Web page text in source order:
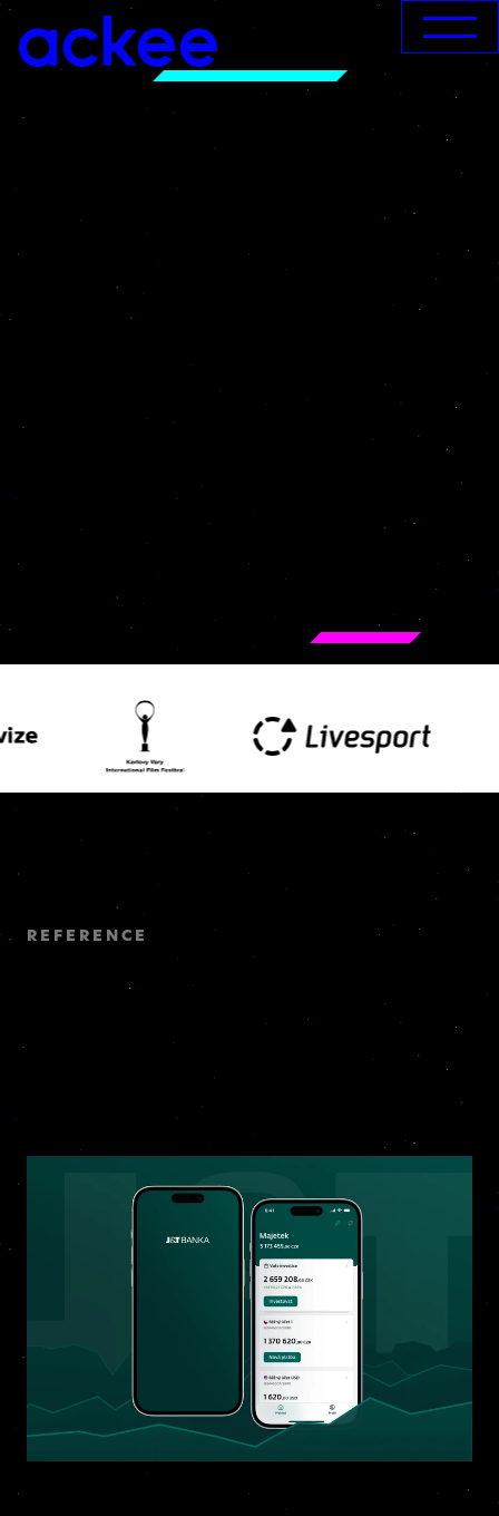
DĚLÁME
APLIKACE
A DIGITÁLNÍ
PRODUKTY
Od roku 2012 pomáháme firmám
digitalizovat byznys. Udržitelně.
REFERENCE
Tohle je naše
digitální stopa
Detail projektu >